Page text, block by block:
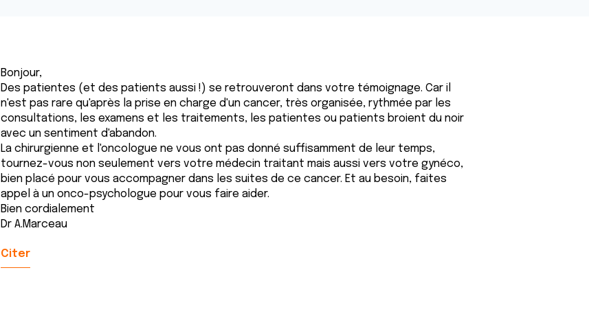
Bonjour,
Des patientes (et des patients aussi !) se retrouveront dans votre témoignage. Car il
n'est pas rare qu'après la prise en charge d'un cancer, très organisée, rythmée par les
consultations, les examens et les traitements, les patientes ou patients broient du noir
avec un sentiment d'abandon.
La chirurgienne et l'oncologue ne vous ont pas donné suffisamment de leur temps,
tournez-vous non seulement vers votre médecin traitant mais aussi vers votre gynéco,
bien placé pour vous accompagner dans les suites de ce cancer. Et au besoin, faites
appel à un onco-psychologue pour vous faire aider.
Bien cordialement
Dr A.Marceau
Citer